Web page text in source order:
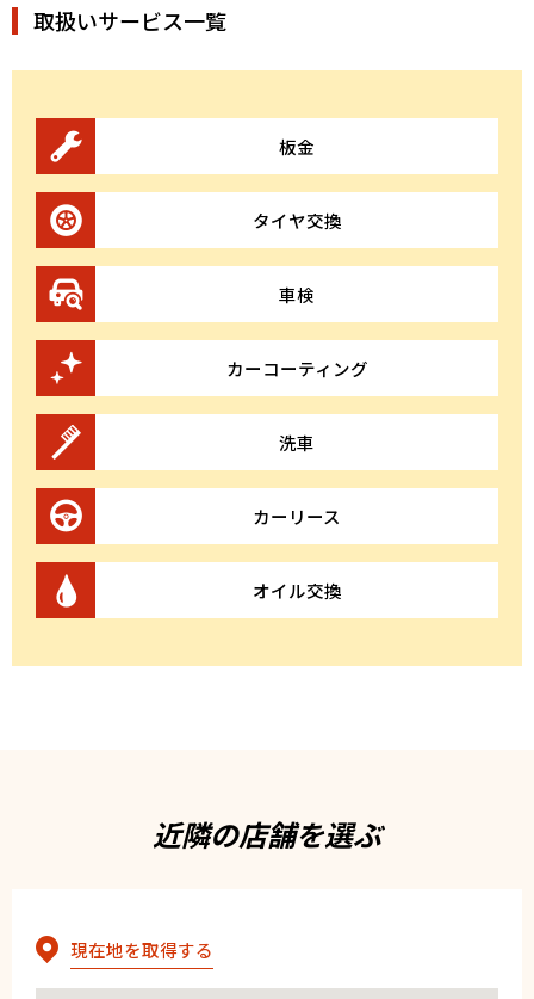
取扱いサービス一覧
板金
タイヤ交換
車検
カーコーティング
洗車
カーリース
オイル交換
近隣の店舗を選ぶ
現在地を取得する